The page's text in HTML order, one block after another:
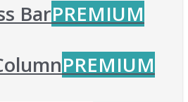
BarPREMIUM
PREMIUM